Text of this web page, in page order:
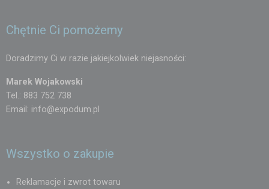
Chętnie Ci pomożemy
Doradzimy Ci w razie jakiejkolwiek niejasności:
Marek Wojakowski
Tel.: 883 752 738
Email: info@expodum.pl
Wszystko o zakupie
Reklamacje i zwrot towaru